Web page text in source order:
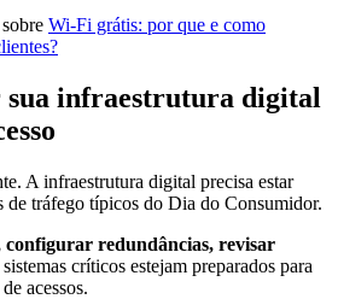
Wi-Fi grátis: por que e como
sua infraestrutura digital
A infraestrutura digital precisa estar
de tráfego típicos do Dia do Consumidor.
configurar redundâncias, revisar
críticos estejam preparados para
acessos.